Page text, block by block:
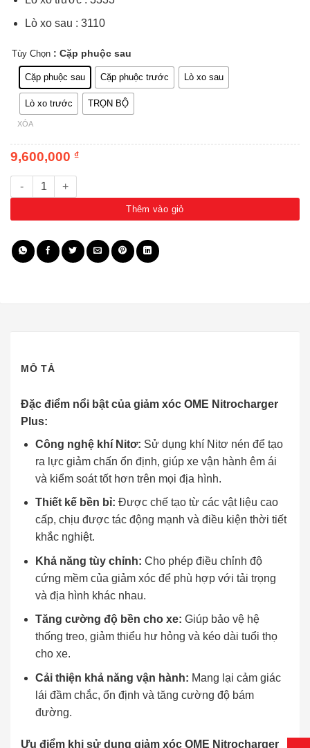
Lò xo sau : 3110
Tùy Chọn : Cặp phuộc sau
Cặp phuộc sau Cặp phuộc trước Lò xo sau
Lò xo trước TRỌN BỘ
XÓA
9,600,000 ₫
Giảm xóc OME Nitrocharger Plus - Mitsubishi Pajero GLS V73 (NH)
Thêm vào giỏ
MÔ TẢ
Đặc điểm nổi bật của giảm xóc OME Nitrocharger
Plus:
Công nghệ khí Nitơ: Sử dụng khí Nitơ nén để tạo
ra lực giảm chấn ổn định, giúp xe vận hành êm ái
và kiểm soát tốt hơn trên mọi địa hình.
Thiết kế bền bỉ: Được chế tạo từ các vật liệu cao
cấp, chịu được tác động mạnh và điều kiện thời tiết
khắc nghiệt.
Khả năng tùy chỉnh: Cho phép điều chỉnh độ
cứng mềm của giảm xóc để phù hợp với tải trọng
và địa hình khác nhau.
Tăng cường độ bền cho xe: Giúp bảo vệ hệ
thống treo, giảm thiểu hư hỏng và kéo dài tuổi thọ
cho xe.
Cải thiện khả năng vận hành: Mang lại cảm giác
lái đầm chắc, ổn định và tăng cường độ bám
đường.
Ưu điểm khi sử dụng giảm xóc OME Nitrocharger